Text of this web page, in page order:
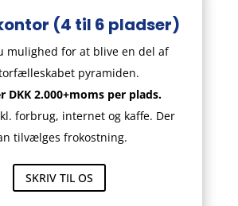
(4 til 6 pladser)
mulighed for at blive en del af
pyramiden.
DKK 2.000+moms per plads.
forbrug, internet og kaffe. Der
tilvælges frokostning.
SKRIV TIL OS